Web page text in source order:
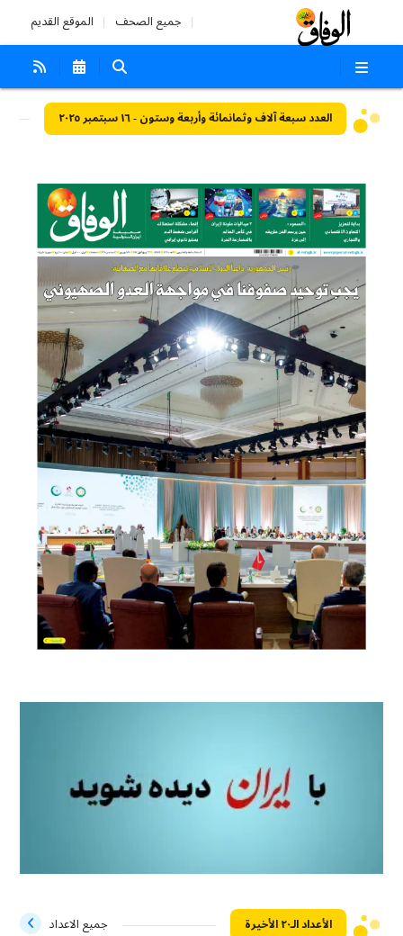
جميع الصحف الموقع القديم
العدد سبعة آلاف وثمانمائة وأربعة وستون - ١٦ سبتمبر ٢٠٢٥
الأعداد الـ۲۰ الأخيرة جميع الاعداد